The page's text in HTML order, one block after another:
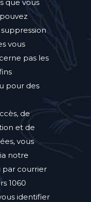
que vous
vous
pas les
pour des
de
et de
vous
notre
courrier
1060
identifier